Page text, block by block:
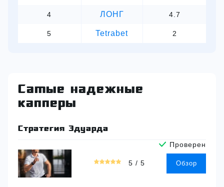
4 ЛОНГ 4.7
5 Tetrabet 2
Самые надежные
капперы
Стратегия Эдуарда
Проверен
5,0
5 / 5 Обзор